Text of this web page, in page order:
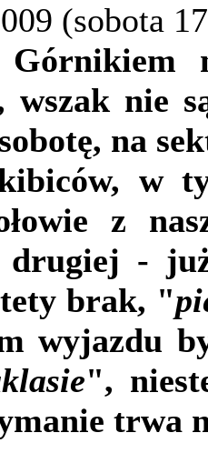
(sobota
wszak nie
na
kibiców, w
z
drugiej -
brak, "
wyjazdu
",
trwa